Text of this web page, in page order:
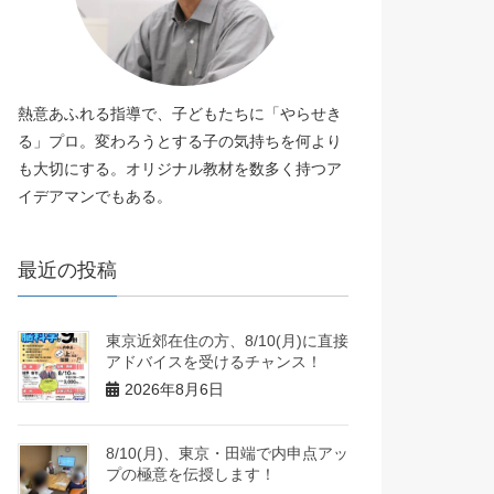
熱意あふれる指導で、子どもたちに「やらせき
る」プロ。変わろうとする子の気持ちを何より
も大切にする。オリジナル教材を数多く持つア
イデアマンでもある。
最近の投稿
東京近郊在住の方、8/10(月)に直接
アドバイスを受けるチャンス！
2026年8月6日
8/10(月)、東京・田端で内申点アッ
プの極意を伝授します！